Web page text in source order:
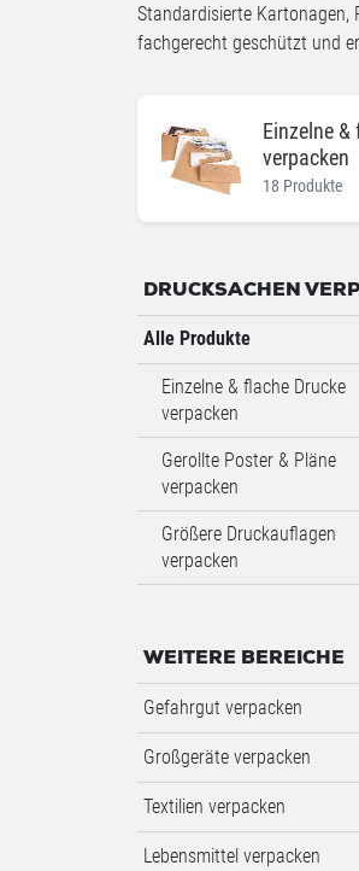
Standardisierte Kartonagen,
fachgerecht geschützt und
Einzelne &
verpacken
18 Produkte
DRUCKSACHEN
Alle Produkte
Einzelne & flache Drucke
verpacken
Gerollte Poster & Pläne
verpacken
Größere Druckauflagen
verpacken
WEITERE BEREICHE
Gefahrgut verpacken
Großgeräte verpacken
Textilien verpacken
Lebensmittel verpacken